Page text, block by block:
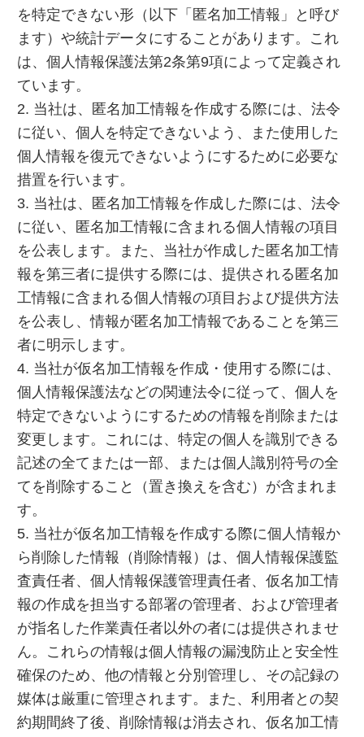
を特定できない形（以下「匿名加工情報」と呼び
ます）や統計データにすることがあります。これ
は、個人情報保護法第2条第9項によって定義され
ています。
2. 当社は、匿名加工情報を作成する際には、法令
に従い、個人を特定できないよう、また使用した
個人情報を復元できないようにするために必要な
措置を行います。
3. 当社は、匿名加工情報を作成した際には、法令
に従い、匿名加工情報に含まれる個人情報の項目
を公表します。また、当社が作成した匿名加工情
報を第三者に提供する際には、提供される匿名加
工情報に含まれる個人情報の項目および提供方法
を公表し、情報が匿名加工情報であることを第三
者に明示します。
4. 当社が仮名加工情報を作成・使用する際には、
個人情報保護法などの関連法令に従って、個人を
特定できないようにするための情報を削除または
変更します。これには、特定の個人を識別できる
記述の全てまたは一部、または個人識別符号の全
てを削除すること（置き換えを含む）が含まれま
す。
5. 当社が仮名加工情報を作成する際に個人情報か
ら削除した情報（削除情報）は、個人情報保護監
査責任者、個人情報保護管理責任者、仮名加工情
報の作成を担当する部署の管理者、および管理者
が指名した作業責任者以外の者には提供されませ
ん。これらの情報は個人情報の漏洩防止と安全性
確保のため、他の情報と分別管理し、その記録の
媒体は厳重に管理されます。また、利用者との契
約期間終了後、削除情報は消去され、仮名加工情